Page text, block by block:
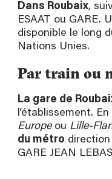
Dans Roubaix,
ESAAT ou GARE.
disponible le long
Nations Unies.
Par train ou
La gare de
l’établissement.
Europeou Lille-
du métro
GARE JEAN